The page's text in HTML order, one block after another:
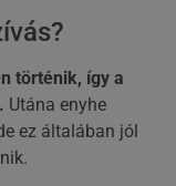
történik, így a
Utána enyhe
ez általában jól